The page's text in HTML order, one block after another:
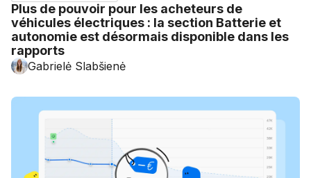
Plus de pouvoir pour les acheteurs de
véhicules électriques : la section Batterie et
autonomie est désormais disponible dans les
rapports
Gabrielė Slabšienė